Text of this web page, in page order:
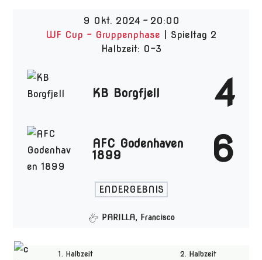
9 Okt. 2024 - 20:00
WF Cup - Gruppenphase
| Spieltag 2
Halbzeit: 0-3
KB Borgfjell 4
AFC Godenhaven
1899
6
ENDERGEBNIS
PARILLA, Francisco
1. Halbzeit 2. Halbzeit